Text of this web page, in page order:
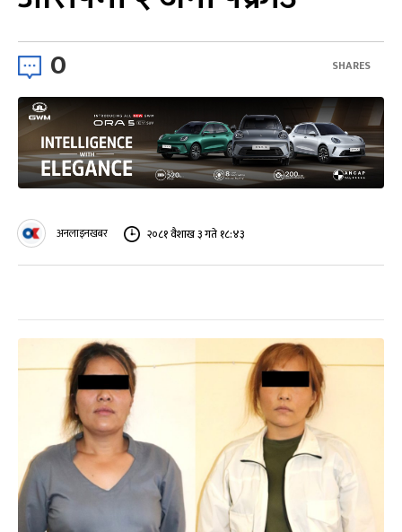
0 SHARES
अनलाइनखबर २०८१ वैशाख ३ गते १८:४३